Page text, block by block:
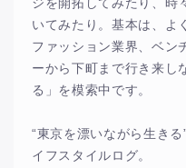
ジを開拓してみたり、時
いてみたり。基本は、よ
ファッション業界、ベン
ーから下町まで行き来し
る」を模索中です。
“東京を漂いながら生き
イフスタイルログ。